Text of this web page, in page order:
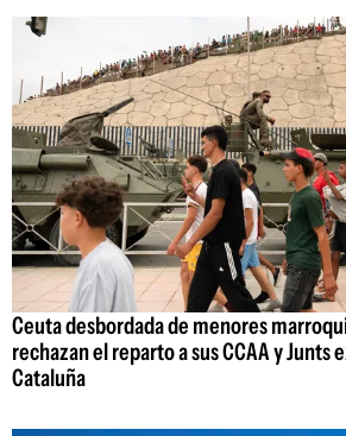
Ceuta desbordada de menores
rechazan el reparto a sus CCAA y Junts
Cataluña